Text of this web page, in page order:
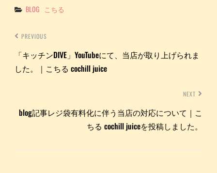
Categories
BLOG こちる
PREVIOUS
「キッチンDIVE」YouTubeにて、当店が取り上げられま
した。｜こちる cochill juice
NEXT
blog記事レジ袋有料化に伴う当店の対応について｜こ
ちる cochill juiceを投稿しました。